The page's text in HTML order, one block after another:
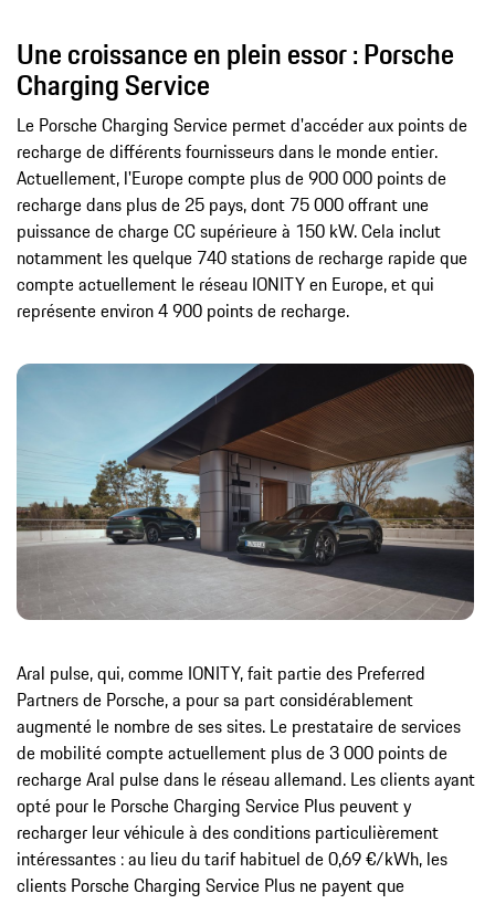
Une croissance en plein essor : Porsche
Charging Service
Le Porsche Charging Service permet d'accéder aux points de
recharge de différents fournisseurs dans le monde entier.
Actuellement, l'Europe compte plus de 900 000 points de
recharge dans plus de 25 pays, dont 75 000 offrant une
puissance de charge CC supérieure à 150 kW. Cela inclut
notamment les quelque 740 stations de recharge rapide que
compte actuellement le réseau IONITY en Europe, et qui
représente environ 4 900 points de recharge.
Aral pulse, qui, comme IONITY, fait partie des Preferred
Partners de Porsche, a pour sa part considérablement
augmenté le nombre de ses sites. Le prestataire de services
de mobilité compte actuellement plus de 3 000 points de
recharge Aral pulse dans le réseau allemand. Les clients ayant
opté pour le Porsche Charging Service Plus peuvent y
recharger leur véhicule à des conditions particulièrement
intéressantes : au lieu du tarif habituel de 0,69 €/kWh, les
clients Porsche Charging Service Plus ne payent que